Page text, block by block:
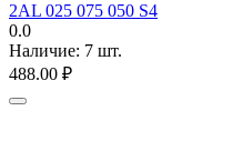
2AL 025 075 050 S4
0.0
Наличие: 7 шт.
488.00 ₽